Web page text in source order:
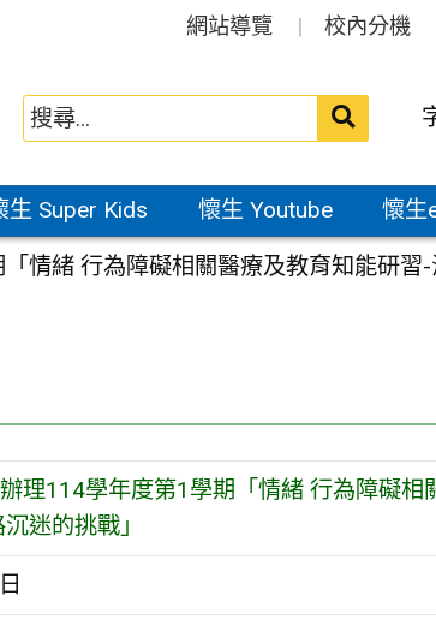
網站導覽 校內分機
送出
生 Super Kids 懷生 Youtube 懷生
情緒 行為障礙相關醫療及教育知能研習
理114學年度第1學期「情緒 行為障礙
迷的挑戰」